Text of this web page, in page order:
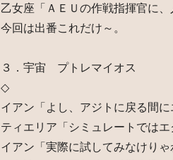
乙女座「ＡＥＵの作戦指揮官に
今回は出番これだけ～。
３．宇宙 プトレマイオス
◇
イアン「よし、アジトに戻る間
ティエリア「シミュレートでは
イアン「実際に試してみなけり